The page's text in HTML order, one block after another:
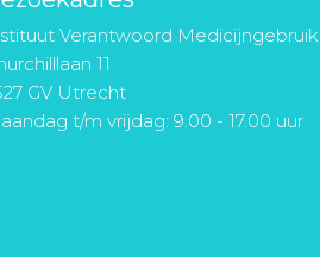
Verantwoord Medicijngebruik
11
GV Utrecht
t/m vrijdag: 9.00 - 17.00 uur